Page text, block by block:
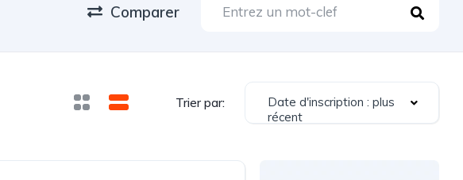
Comparer
Trier par:
Date d'inscription : plus
récent